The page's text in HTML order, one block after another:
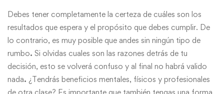
Debes tener completamente la certeza de cuáles son los
resultados que espera y el propósito que debes cumplir. De
lo contrario, es muy posible que andes sin ningún tipo de
rumbo. Si olvidas cuales son las razones detrás de tu
decisión, esto se volverá confuso y al final no habrá valido
nada. ¿Tendrás beneficios mentales, físicos y profesionales